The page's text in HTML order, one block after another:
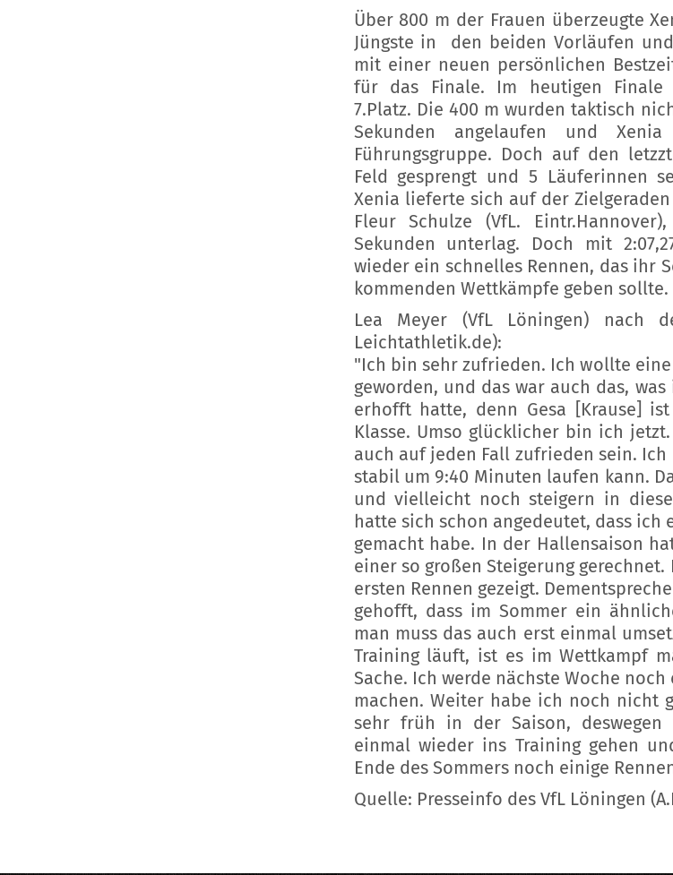
Über 800 m der Frauen überzeugte
Jüngste in den beiden Vorläufen
mit einer neuen persönlichen
für das Finale. Im heutigen Finale
7.Platz. Die 400 m wurden taktisch
Sekunden angelaufen und
Führungsgruppe. Doch auf den
Feld gesprengt und 5 Läuferinnen
Xenia lieferte sich auf der
Fleur Schulze (VfL.
Sekunden unterlag. Doch mit
wieder ein schnelles Rennen, das ihr
kommenden Wettkämpfe geben sollte.
Lea Meyer (VfL Löningen) nach
Leichtathletik.de):
"Ich bin sehr zufrieden. Ich wollte
geworden, und das war auch das,
erhofft hatte, denn Gesa [Krause]
Klasse. Umso glücklicher bin ich
auch auf jeden Fall zufrieden sein. Ich
stabil um 9:40 Minuten laufen kann.
und vielleicht noch steigern in
hatte sich schon angedeutet, dass ich
gemacht habe. In der Hallensaison
einer so großen Steigerung
ersten Rennen gezeigt.
gehofft, dass im Sommer ein
man muss das auch erst einmal
Training läuft, ist es im Wettkampf
Sache. Ich werde nächste Woche
machen. Weiter habe ich noch nicht
sehr früh in der Saison,
einmal wieder ins Training gehen
Ende des Sommers noch einige
Quelle: Presseinfo des VfL Löningen